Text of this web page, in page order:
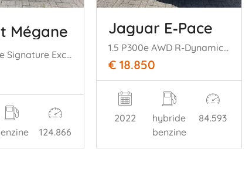
Mégane
1.2 TCe Serie Signature Exclusiv
124.866
Jaguar E‑Pace
1.5 P300e AWD R-Dynamic HSE
€ 18.850
2022
hybride
benzine
84.593